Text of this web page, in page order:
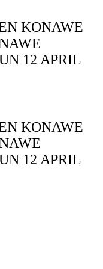
KONAWE
12 APRIL
KONAWE
12 APRIL